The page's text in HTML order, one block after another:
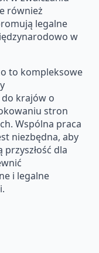
również
legalne
w
to kompleksowe
krajów o
stron
Wspólna praca
niezbędna, aby
dla
i legalne